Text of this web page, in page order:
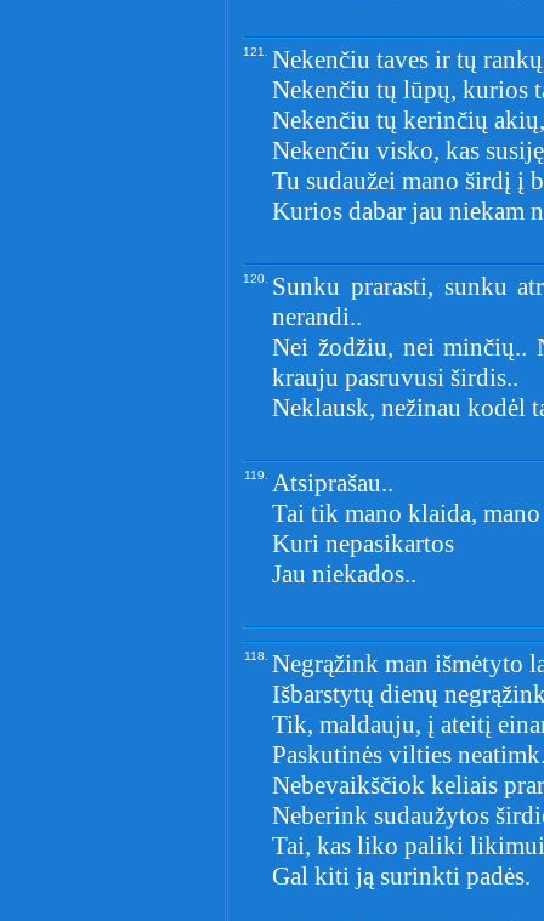
121. Nekenčiu taves ir tų
Nekenčiu tų lūpų, kurios
Nekenčiu tų kerinčių
Nekenčiu visko, kas
Tu sudaužei mano širdį į
Kurios dabar jau niekam
120. Sunku prarasti, sunku
nerandi..
Nei žodžiu, nei minčių..
krauju pasruvusi širdis..
Neklausk, nežinau kodėl
119. Atsiprašau..
Tai tik mano klaida,
Kuri nepasikartos
Jau niekados..
118. Negrąžink man išmėtyto
Išbarstytų dienų
Tik, maldauju, į ateitį
Paskutinės vilties
Nebevaikščiok keliais
Neberink sudaužytos
Tai, kas liko paliki likimui
Gal kiti ją surinkti padės.